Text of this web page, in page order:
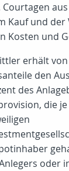
Kauf und
Kosten und
erhält
den
des
die je
oder